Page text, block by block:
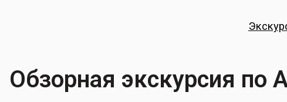
Обзорная экскурсия по